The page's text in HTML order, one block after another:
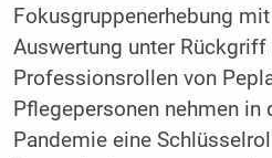
Fokusgruppenerhebung
Auswertung unter
Professionsrollen von
Pflegepersonen nehmen in
Pandemie eine